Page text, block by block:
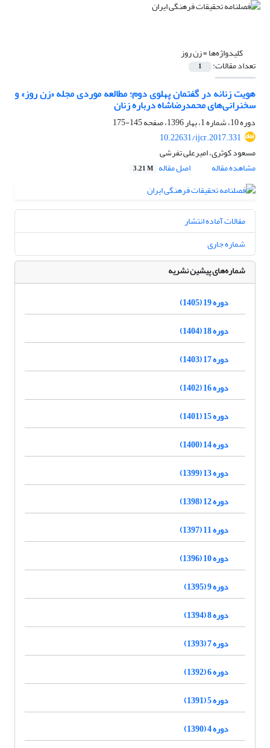
کلیدواژه‌ها =زن روز
تعداد مقالات: 1
هویت زنانه در گفتمان پهلوی دوم؛ مطالعه موردی مجله «زن روز» و
سخنرانی‌های محمدرضاشاه درباره زنان
دوره 10، شماره 1، بهار 1396، صفحه
145-175
10.22631/ijcr.2017.331
مسعود کوثری، امیرعلی تفرشی
مشاهده مقاله
اصل مقاله 3.21 M
مقالات آماده انتشار
شماره جاری
شماره‌های پیشین نشریه
دوره 19 (1405)
دوره 18 (1404)
دوره 17 (1403)
دوره 16 (1402)
دوره 15 (1401)
دوره 14 (1400)
دوره 13 (1399)
دوره 12 (1398)
دوره 11 (1397)
دوره 10 (1396)
دوره 9 (1395)
دوره 8 (1394)
دوره 7 (1393)
دوره 6 (1392)
دوره 5 (1391)
دوره 4 (1390)